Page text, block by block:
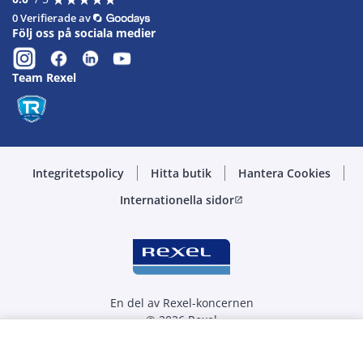
0 Verifierade av
Följ oss på sociala medier
Team Rexel
Integritetspolicy Hitta butik
Hantera Cookies
Internationella sidoropen_in_new
En del av Rexel-koncernen
© 2026 Rexel